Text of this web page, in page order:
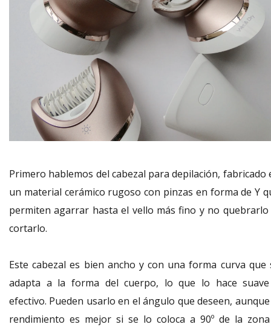
Primero hablemos del cabezal para depilación, fabricado
un material cerámico rugoso con pinzas en forma de Y
permiten agarrar hasta el vello más fino y no
cortarlo.
Este cabezal es bien ancho y con una forma curva que
adapta a la forma del cuerpo, lo que lo hace
efectivo. Pueden usarlo en el ángulo que deseen,
rendimiento es mejor si se lo coloca a 90º de la